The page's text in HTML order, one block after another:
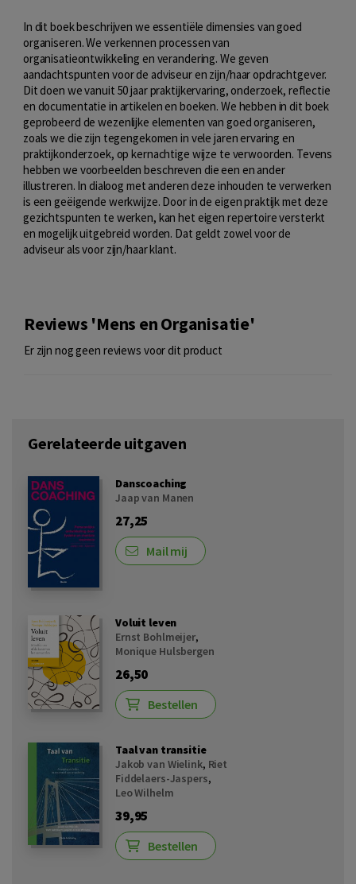
In dit boek beschrijven we essentiële dimensies van goed
organiseren. We verkennen processen van
organisatieontwikkeling en verandering. We geven
aandachtspunten voor de adviseur en zijn/haar opdrachtgever.
Dit doen we vanuit 50 jaar praktijkervaring, onderzoek, reflectie
en documentatie in artikelen en boeken. We hebben in dit boek
geprobeerd de wezenlijke elementen van goed organiseren,
zoals we die zijn tegengekomen in vele jaren ervaring en
praktijkonderzoek, op kernachtige wijze te verwoorden. Tevens
hebben we voorbeelden beschreven die een en ander
illustreren. In dialoog met anderen deze inhouden te verwerken
is een geëigende werkwijze. Door in de eigen praktijk met deze
gezichtspunten te werken, kan het eigen repertoire versterkt
en mogelijk uitgebreid worden. Dat geldt zowel voor de
adviseur als voor zijn/haar klant.
Reviews 'Mens en Organisatie'
Er zijn nog geen reviews voor dit product
Gerelateerde uitgaven
Danscoaching
Jaap van Manen
27,25
Mail mij
Voluit leven
Ernst Bohlmeijer,
Monique Hulsbergen
26,50
Bestellen
Taal van transitie
Jakob van Wielink, Riet
Fiddelaers-Jaspers,
Leo Wilhelm
39,95
Bestellen